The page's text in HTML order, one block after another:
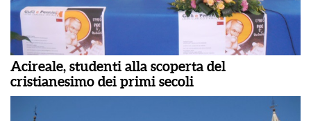
Acireale, studenti alla scoperta del
cristianesimo dei primi secoli